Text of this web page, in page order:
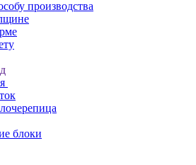
производства
блоки